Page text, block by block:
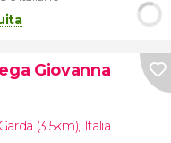
Giovanna
(3.5km), Italia